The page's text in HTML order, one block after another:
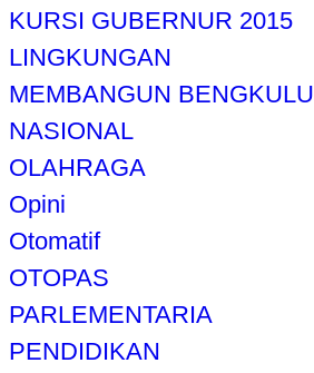
KURSI GUBERNUR 2015
LINGKUNGAN
MEMBANGUN BENGKULU
NASIONAL
OLAHRAGA
Opini
Otomatif
OTOPAS
PARLEMENTARIA
PENDIDIKAN